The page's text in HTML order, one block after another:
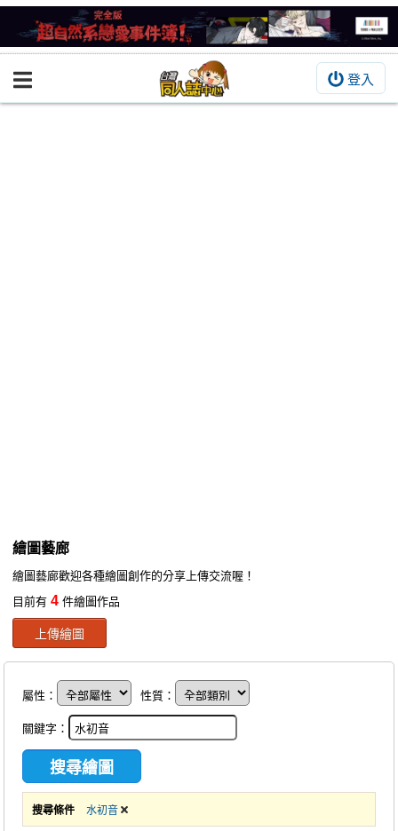
登入
BOOKY書集倉庫
攤位轉讓區
會員功能選單
會員中心
註冊會員
登入
繪圖藝廊
繪圖藝廊歡迎各種繪圖創作的分享上傳交流喔！
目前有4 件繪圖作品
上傳繪圖
屬性： 性質：
關鍵字：
搜尋條件 水初音